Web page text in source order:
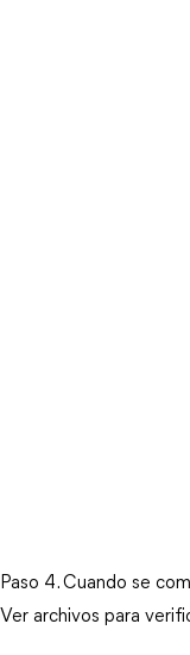
Paso 4. Cuando se
Ver archivos para